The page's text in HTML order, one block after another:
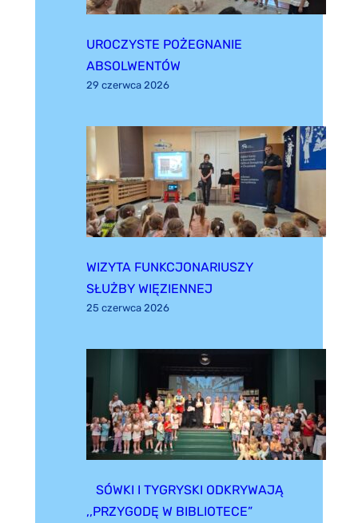
UROCZYSTE POŻEGNANIE
ABSOLWENTÓW
29 czerwca 2026
WIZYTA FUNKCJONARIUSZY
SŁUŻBY WIĘZIENNEJ
25 czerwca 2026
SÓWKI I TYGRYSKI ODKRYWAJĄ
,,PRZYGODĘ W BIBLIOTECE”